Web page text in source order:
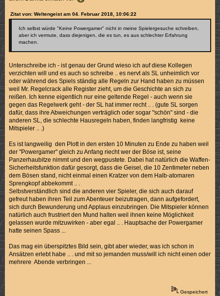
Zitat von: Weltengeist am 04. Februar 2018, 10:06:22
Ich selbst würde "Keine Powergamer" nicht in meine Spielergesuche schreiben,
aber ich vermute, dass diejenigen, die es tun, es aus schlechter Erfahrung
machen.
Unterschreibe ich - ist genau der Grund wieso ich auf diese Kollegen
verzichten will und es auch so schreibe .. es nervt als SL unheimlich vor
oder während des Spiels ständig alle Regeln zur Hand haben zu müssen
weil Mr. Regelcrack alle Register zieht, um die Geschichte an sich zu
reißen. Ich kenne eigentlich nur eine geltende Regel - auch wenn sie
gegen das Regelwerk geht - der SL hat immer recht .. . (gute SL sorgen
dafür, dass ihre Abweichungen verträglich oder sogar "schön" sind - die
anderen SL, die schlechte Hausregeln haben, finden langfristig keine
Mitspieler .. .)
Es ist langweilig den Plott in den ersten 10 Minuten zu Ende zu haben weil
der "Powergamer" gleich zu Anfang riecht wer der Böse ist, seine
Panzerhaubitze nimmt und den wegpustete. Dabei hat natürlich die Waffen-
Sicherheitsfunktion dafür gesorgt, dass die Geisel, die 10 Zentimeter neben
dem Bösen stand, nicht einmal einen Kratzer von dem Halb-atomaren
Sprengkopf abbekommt .. .
Selbstverständlich sind die anderen vier Spieler, die sich auch darauf
gefreut haben ihren Teil zum Abenteuer beizutragen, dann aufgefordert,
sich durch Bewunderung und Applaus einzubringen. Die Mitspieler können
natürlich auch frustriert den Mund halten weil ihnen keine Möglichkeit
gelassen wurde mitzuwirken - aber egal .. . Hauptsache der Powergamer
hatte seinen Spass ...
Das mag ein überspitztes Bild sein, gibt aber wieder, was ich schon in
Ansätzen erlebt habe .. . und mit so jemanden muss/will ich nicht einen oder
mehrere Abende verbringen ...
Gespeichert